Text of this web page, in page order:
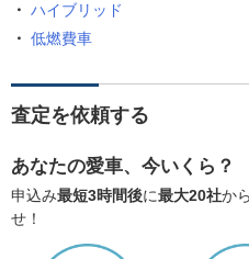
ハイブリッド
低燃費車
査定を依頼する
あなたの愛車、今いくら？
申込み最短3時間後に最大20社か
せ！